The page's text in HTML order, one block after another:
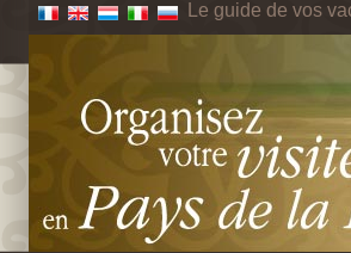
Le guide de vos